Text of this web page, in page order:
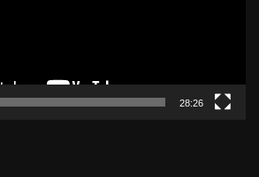
28:26